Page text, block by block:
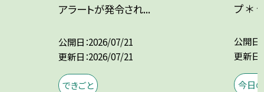
アラートが発令され...
公開日 2026/07/21
更新日 2026/07/21
できごと
プ ＊
公開日
更新日
今日